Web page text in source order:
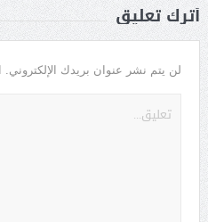
أترك تعليق
لن يتم نشر عنوان بريدك الإلكتروني.